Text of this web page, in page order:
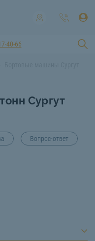
40-66
Сургут
Вопрос-ответ